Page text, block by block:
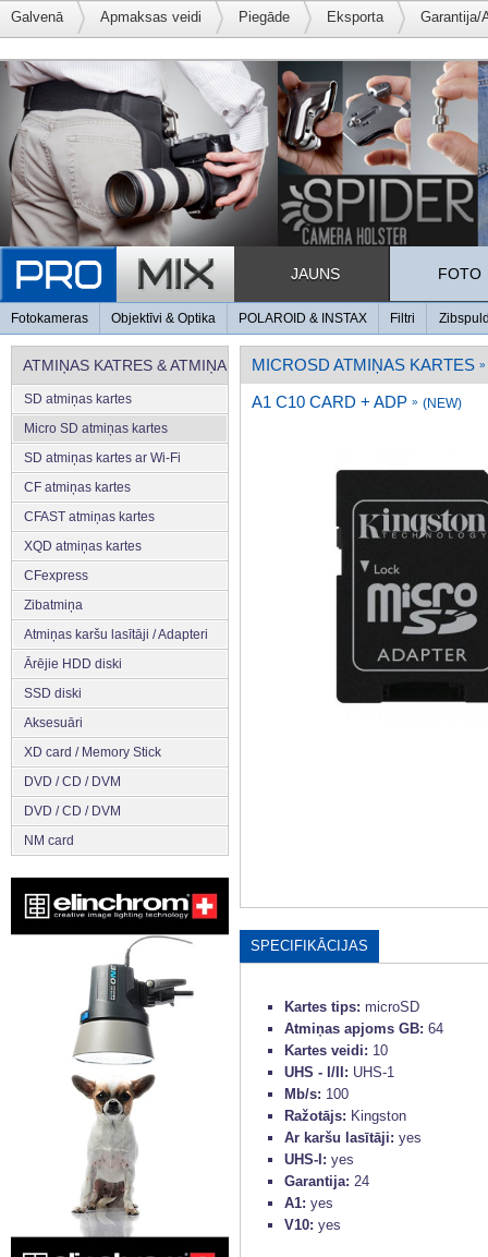
Galvenā Apmaksas veidi Piegāde Eksporta Garantija/
JAUNS FOTO
Fotokameras Objektīvi & Optika POLAROID & INSTAX Filtri
ATMIŅAS KATRES & ATMIŅA
SD atmiņas kartes
Micro SD atmiņas kartes
SD atmiņas kartes ar Wi-Fi
CF atmiņas kartes
CFAST atmiņas kartes
XQD atmiņas kartes
CFexpress
Zibatmiņa
Atmiņas karšu lasītāji / Adapteri
Ārējie HDD diski
SSD diski
Aksesuāri
XD card / Memory Stick
DVD / CD / DVM
DVD / CD / DVM
NM card
MICROSD ATMIŅAS KARTES »
A1 C10 CARD + ADP » (NEW)
SPECIFIKĀCIJAS
Kartes tips: microSD
Atmiņas apjoms GB: 64
Kartes veidi: 10
UHS - I/II: UHS-1
Mb/s: 100
Ražotājs: Kingston
Ar karšu lasītāji: yes
UHS-I: yes
Garantija: 24
A1: yes
V10: yes